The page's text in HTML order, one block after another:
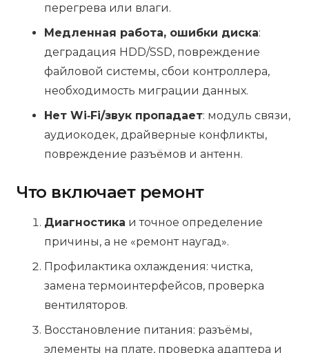
перегрева или влаги.
Медленная работа, ошибки диска:
деградация HDD/SSD, повреждение
файловой системы, сбои контроллера,
необходимость миграции данных.
Нет Wi‑Fi/звук пропадает: модуль связи,
аудиокодек, драйверные конфликты,
повреждение разъёмов и антенн.
Что включает ремонт
Диагностика и точное определение
причины, а не «ремонт наугад».
Профилактика охлаждения: чистка,
замена термоинтерфейсов, проверка
вентиляторов.
Восстановление питания: разъёмы,
элементы на плате, проверка адаптера и